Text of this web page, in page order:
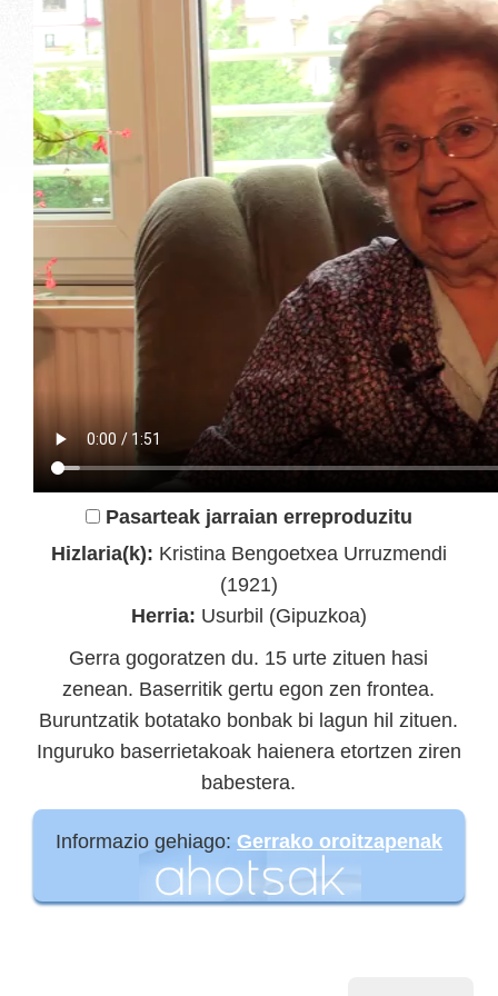
Pasarteak jarraian erreproduzitu
Hizlaria(k): Kristina Bengoetxea Urruzmendi
(1921)
Herria: Usurbil (Gipuzkoa)
Gerra gogoratzen du. 15 urte zituen hasi
zenean. Baserritik gertu egon zen frontea.
Buruntzatik botatako bonbak bi lagun hil zituen.
Inguruko baserrietakoak haienera etortzen ziren
babestera.
Informazio gehiago: Gerrako oroitzapenak